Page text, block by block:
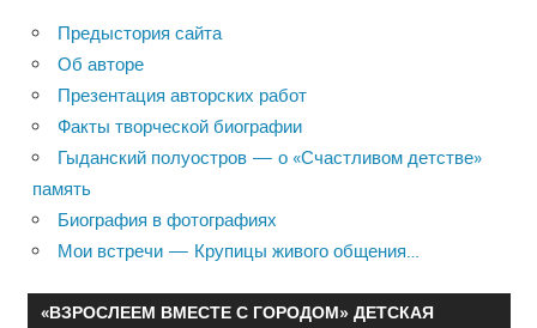
Предыстория сайта
Об авторе
Презентация авторских работ
Факты творческой биографии
Гыданский полуостров — о «Счастливом детстве»
память
Биография в фотографиях
Мои встречи — Крупицы живого общения…
«ВЗРОСЛЕЕМ ВМЕСТЕ С ГОРОДОМ» ДЕТСКАЯ